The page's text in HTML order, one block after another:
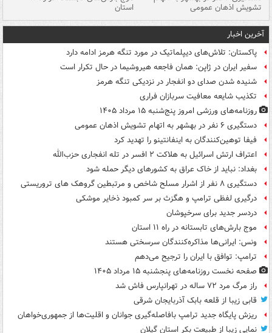
تشویش اذهان عمومی استان
آخرین اخبار
پاکستان: تلاش‌های دیپلماتیک در مورد تنگه هرمز ادامه دارد
سفیر ایران در ژاپن: همان فاجعه هیروشیما در حال تکرار است
شنیده شدن صدای دو انفجار در نزدیکی تنگه هرمز
تکذیب شایعه معافیت سربازان فراری
روزنامه‌های ورزشی امروز پنج‌شنبه ۱۵ مرداد ۱۴۰۵
دستگیری ۶ نفر در بهشهر به اتهام تشویش اذهان عمومی
فیفا توهین‌کنندگان به اینفانتینو را تهدید کرد
اعتراف ارتش اسرائیل به هلاکت ۲ افسر در تله انفجاری حزب‌الله
بغداد: نباید از خاک عراق به کشورهای دیگر حمله شود
دستگیری ۸ نفر از اشرار مسلح شاخص و مرتبطین گروهک های تروریستی
درگیری لفظی ترامپ و هگزث بر سر کمبود ذخایر موشکی
دردسر جدید برای سرخپوشان
موج بارش‌های تابستانه در راه ۱۱ استان
ونس: ایرانی‌ها مذاکره‌کنندگان سرسختی هستند
ترامپ: توافق با ایران را ترجیح می‌دهم
صفحه نخست روزنامه‌های پنجشنبه ۱۵ مرداد ۱۴۰۵
راز مرگ مرد ۷۲ ساله در تهرانپارس فاش شد
قابی زیبا از قلعه بابک آذربایجان شرقی
ریزش پایگاه جدید ترامپ بافاصله‌گیری جوانان و اقلیت‌ها از جمهوری‌خواهان
نمایی زیبا از طبیعت بکر استان گیلان